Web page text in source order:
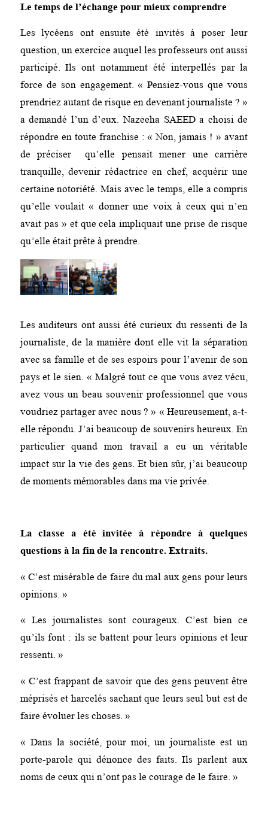
Le temps de l’échange pour mieux comprendre
Les lycéens ont ensuite été invités à poser leur
question, un exercice auquel les professeurs ont aussi
participé. Ils ont notamment été interpellés par la
force de son engagement. « Pensiez-vous que vous
prendriez autant de risque en devenant journaliste ? »
a demandé l’un d’eux. Nazeeha SAEED a choisi de
répondre en toute franchise : « Non, jamais ! » avant
de préciser qu’elle pensait mener une carrière
tranquille, devenir rédactrice en chef, acquérir une
certaine notoriété. Mais avec le temps, elle a compris
qu’elle voulait « donner une voix à ceux qui n’en
avait pas » et que cela impliquait une prise de risque
qu’elle était prête à prendre.
Les auditeurs ont aussi été curieux du ressenti de la
journaliste, de la manière dont elle vit la séparation
avec sa famille et de ses espoirs pour l’avenir de son
pays et le sien. « Malgré tout ce que vous avez vécu,
avez vous un beau souvenir professionnel que vous
voudriez partager avec nous ? » « Heureusement, a-t-
elle répondu. J’ai beaucoup de souvenirs heureux. En
particulier quand mon travail a eu un véritable
impact sur la vie des gens. Et bien sûr, j’ai beaucoup
de moments mémorables dans ma vie privée.
La classe a été invitée à répondre à quelques
questions à la fin de la rencontre. Extraits.
« C’est misérable de faire du mal aux gens pour leurs
opinions. »
« Les journalistes sont courageux. C’est bien ce
qu’ils font : ils se battent pour leurs opinions et leur
ressenti. »
« C’est frappant de savoir que des gens peuvent être
méprisés et harcelés sachant que leurs seul but est de
faire évoluer les choses. »
« Dans la société, pour moi, un journaliste est un
porte-parole qui dénonce des faits. Ils parlent aux
noms de ceux qui n’ont pas le courage de le faire. »